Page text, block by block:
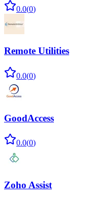
0.0(0)
Remote Utilities
0.0(0)
GoodAccess
0.0(0)
Zoho Assist